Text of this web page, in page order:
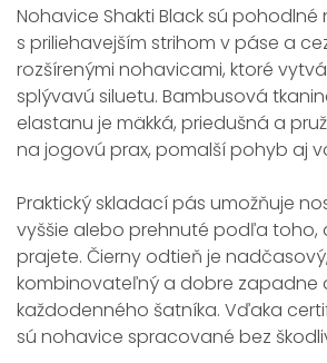
Nohavice Shakti Black sú
s priliehavejším strihom v páse a
rozšírenými nohavicami, ktoré
splývavú siluetu. Bambusová
elastanu je mäkká, priedušná a
na jogovú prax, pomalší pohyb aj
Praktický skladací pás umožňuje
vyššie alebo prehnuté podľa toho,
prajete. Čierny odtieň je
kombinovateľný a dobre zapadne
každodenného šatníka. Vďaka
sú nohavice spracované bez